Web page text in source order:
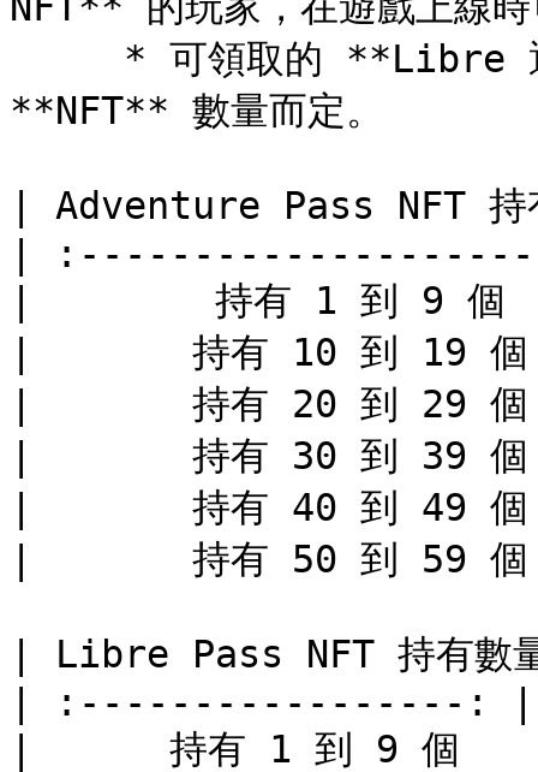
**NFT** 數量而定。
| Adventure Pass NFT
|
|        持有 1 到 9
|       持有 10 到
|       持有 20 到
|       持有 30 到
|       持有 40 到
|       持有 50 到
| Libre Pass NFT 持有
| :-----------------:
|      持有 1 到 9